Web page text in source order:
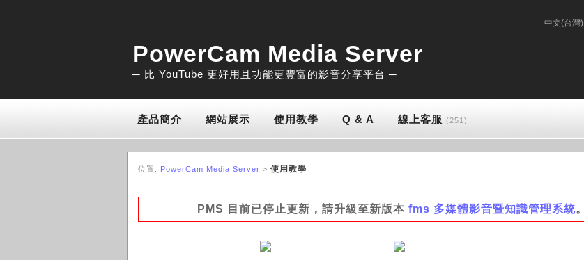
中文(台灣)
PowerCam Media Server
─ 比 YouTube 更好用且功能更豐富的影音分享平台 ─
產品簡介 網站展示 使用教學 Q & A 線上客服 (251)
位置: PowerCam Media Server > 使用教學
PMS 目前已停止更新，請升級至新版本 fms 多媒體影音暨知識管理系統。